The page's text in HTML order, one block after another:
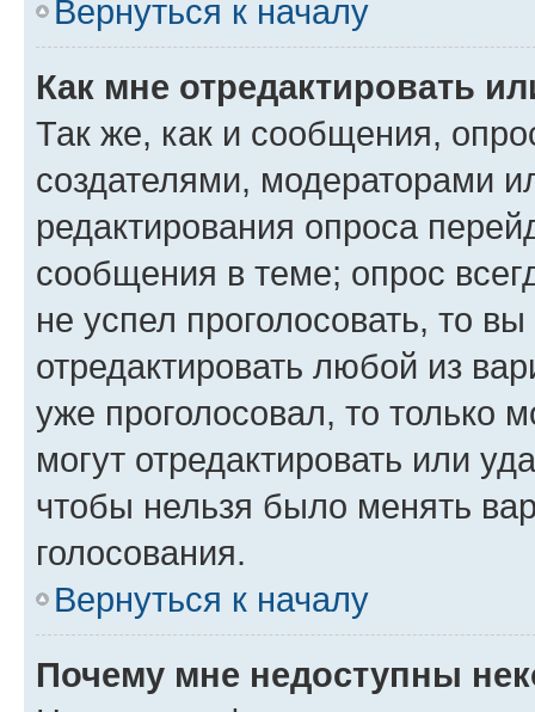
Вернуться к началу
Как мне отредактировать
Так же, как и сообщения,
создателями, модераторами
редактирования опроса
сообщения в теме; опрос
не успел проголосовать, то
отредактировать любой из
уже проголосовал, то только
могут отредактировать или
чтобы нельзя было менять
голосования.
Вернуться к началу
Почему мне недоступны